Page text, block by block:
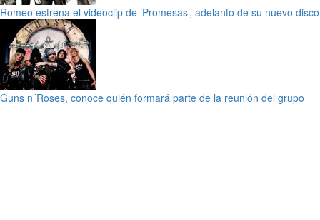
Romeo estrena el videoclip de ‘Promesas’, adelanto de su nuevo disco
Guns n´Roses, conoce quién formará parte de la reunión del grupo